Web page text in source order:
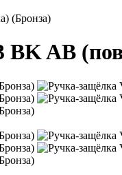
(Бронза)
AB